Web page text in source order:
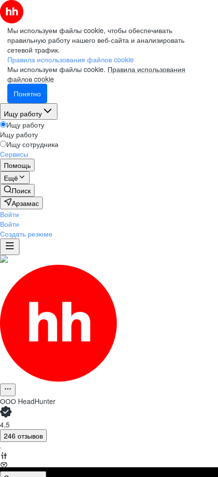
Мы используем файлы cookie, чтобы обеспечивать
правильную работу нашего веб-сайта и анализировать
сетевой трафик.
Правила использования файлов cookie
Мы используем файлы cookie. Правила использования
файлов cookie
Понятно
Ищу работу
Ищу работу
Ищу работу
Ищу сотрудника
Сервисы
Помощь
Ещё
Поиск
Арзамас
Войти
Войти
Создать резюме
ООО HeadHunter
4,5
246 отзывов
·